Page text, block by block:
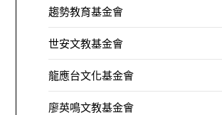
趨勢教育基金會
世安文教基金會
龍應台文化基金會
廖英鳴文教基金會